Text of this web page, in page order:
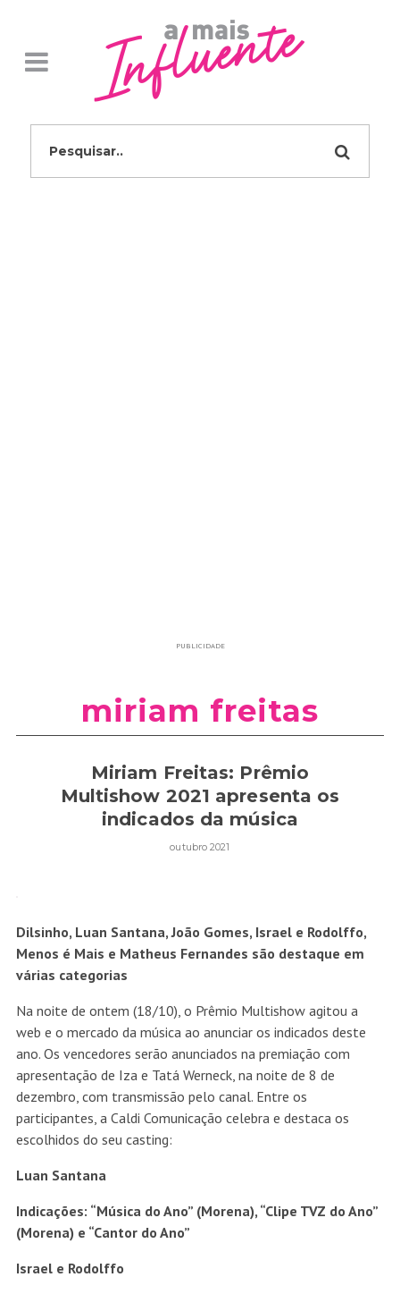
PUBLICIDADE
miriam freitas
Miriam Freitas: Prêmio
Multishow 2021 apresenta os
indicados da música
outubro 2021
Dilsinho, Luan Santana, João Gomes, Israel e Rodolffo,
Menos é Mais e Matheus Fernandes são destaque em
várias categorias
Na noite de ontem (18/10), o Prêmio Multishow agitou a
web e o mercado da música ao anunciar os indicados deste
ano. Os vencedores serão anunciados na premiação com
apresentação de Iza e Tatá Werneck, na noite de 8 de
dezembro, com transmissão pelo canal. Entre os
participantes, a Caldi Comunicação celebra e destaca os
escolhidos do seu casting:
Luan Santana
Indicações: “Música do Ano” (Morena), “Clipe TVZ do Ano”
(Morena) e “Cantor do Ano”
Israel e Rodolffo